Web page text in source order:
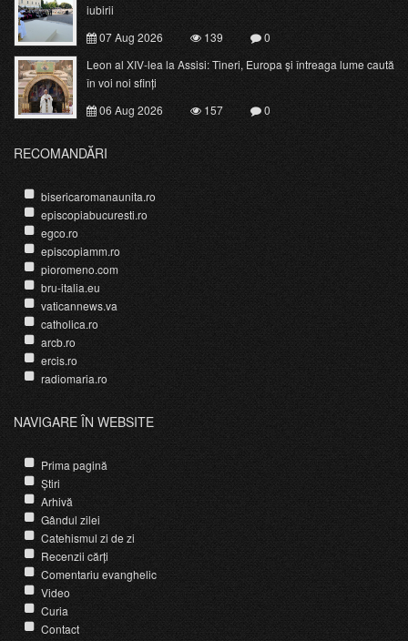
iubirii
07 Aug 2026
139
0
Leon al XIV-lea la Assisi: Tineri, Europa și întreaga lume caută
în voi noi sfinți
06 Aug 2026
157 0
RECOMANDĂRI
bisericaromanaunita.ro
episcopiabucuresti.ro
egco.ro
episcopiamm.ro
pioromeno.com
bru-italia.eu
vaticannews.va
catholica.ro
arcb.ro
ercis.ro
radiomaria.ro
NAVIGARE ÎN WEBSITE
Prima pagină
Știri
Arhivă
Gândul zilei
Catehismul zi de zi
Recenzii cărți
Comentariu evanghelic
Video
Curia
Contact